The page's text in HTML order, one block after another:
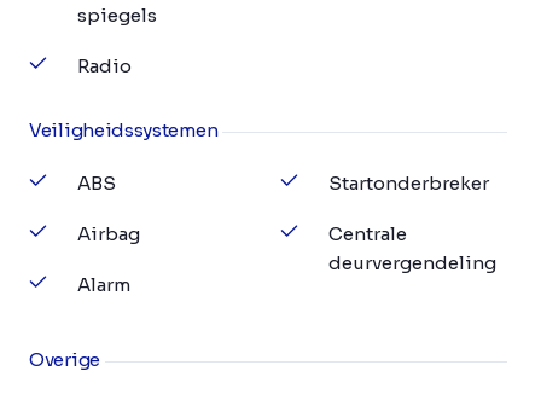
spiegels
Radio
Veiligheidssystemen
ABS
Airbag
Alarm
Startonderbreker
Centrale
deurvergendeling
Overige